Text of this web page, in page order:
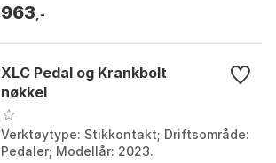
963 ,-
XLC Pedal og Krankbolt
nøkkel
Verktøytype: Stikkontakt; Driftsområde:
Pedaler; Modellår: 2023.